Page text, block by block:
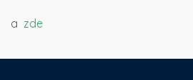
a zde